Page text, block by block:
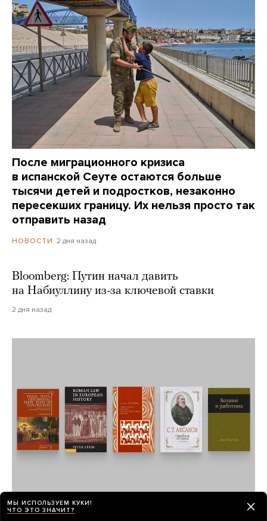
После миграционного кризиса
в испанской Сеуте остаются больше
тысячи детей и подростков, незаконно
пересекших границу. Их нельзя просто так
отправить назад
НОВОСТИ 2 дня назад
Bloomberg: Путин начал давить
на Набиуллину из-за ключевой ставки
2 дня назад
Как дом может оставаться во владении
МЫ ИСПОЛЬЗУЕМ КУКИ!
ЧТО ЭТО ЗНАЧИТ?